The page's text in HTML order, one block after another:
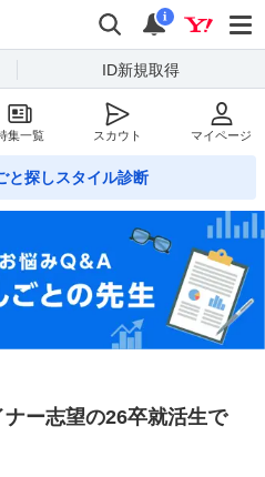
しごとカタログ
検索
通知
i
ID新規取得
集一覧 スカウト マイページ
と探しスタイル診断
ー志望の26卒就活生で